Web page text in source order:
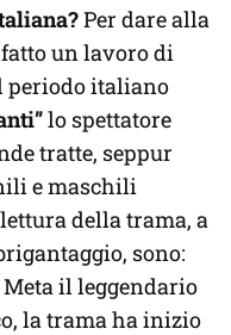
Per dare alla
un lavoro di
periodo italiano
lo spettatore
tratte, seppur
e maschili
della trama, a
sono:
il leggendario
la trama ha inizio